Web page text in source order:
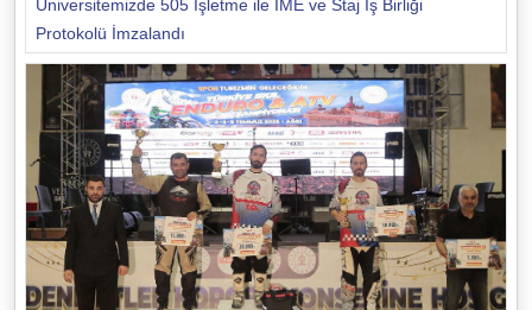
Üniversitemizde 505 İşletme ile İME ve Staj İş Birliği
Protokolü İmzalandı